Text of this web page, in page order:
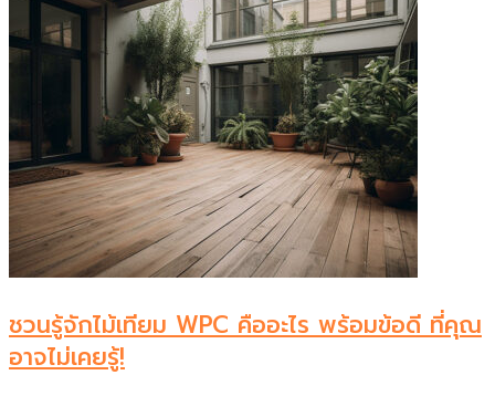
ชวนรู้จักไม้เทียม WPC คืออะไร พร้อมข้อดี ที่คุณ
อาจไม่เคยรู้!